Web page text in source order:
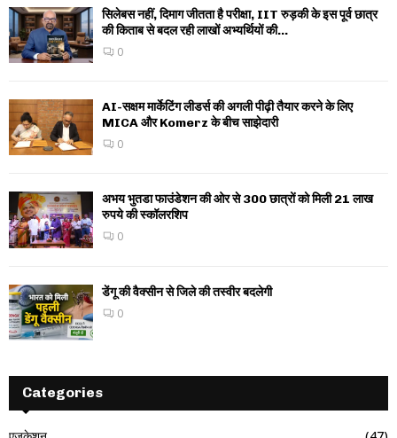
सिलेबस नहीं, दिमाग जीतता है परीक्षा, IIT रुड़की के इस पूर्व छात्र
की किताब से बदल रही लाखों अभ्यर्थियों की...
0
AI-सक्षम मार्केटिंग लीडर्स की अगली पीढ़ी तैयार करने के लिए
MICA और Komerz के बीच साझेदारी
0
अभय भुतडा फाउंडेशन की ओर से 300 छात्रों को मिली 21 लाख
रुपये की स्कॉलरशिप
0
डेंगू की वैक्सीन से जिले की तस्वीर बदलेगी
0
Categories